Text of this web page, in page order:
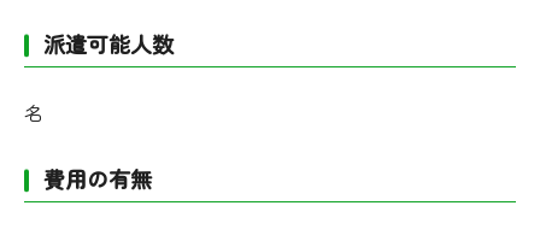
派遣可能人数
名
費用の有無